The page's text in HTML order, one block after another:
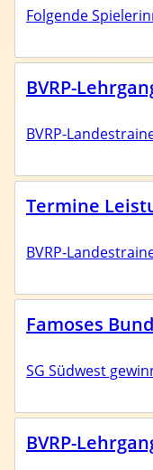
Folgende
BVRP-
BVRP-
Termine
BVRP-
Famoses
SG Südwest
BVRP-